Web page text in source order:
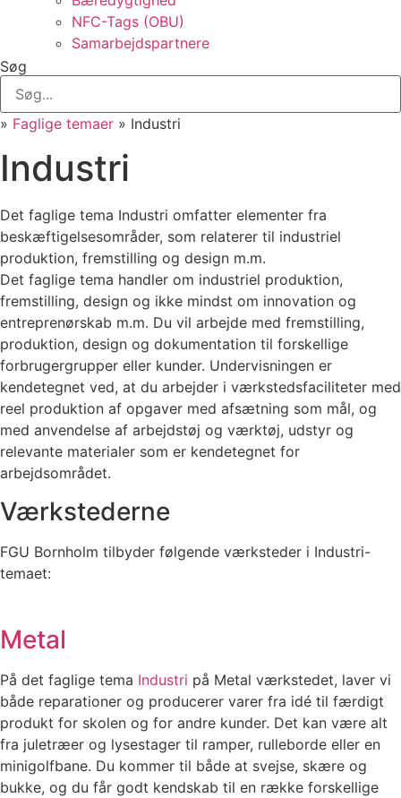
NFC-Tags (OBU)
Samarbejdspartnere
Søg
» Faglige temaer » Industri
Industri
Det faglige tema Industri omfatter elementer fra
beskæftigelsesområder, som relaterer til industriel
produktion, fremstilling og design m.m.
Det faglige tema handler om industriel produktion,
fremstilling, design og ikke mindst om innovation og
entreprenørskab m.m. Du vil arbejde med fremstilling,
produktion, design og dokumentation til forskellige
forbrugergrupper eller kunder. Undervisningen er
kendetegnet ved, at du arbejder i værkstedsfaciliteter med
reel produktion af opgaver med afsætning som mål, og
med anvendelse af arbejdstøj og værktøj, udstyr og
relevante materialer som er kendetegnet for
arbejdsområdet.
Værkstederne
FGU Bornholm tilbyder følgende værksteder i Industri-
temaet:
Metal
På det faglige tema Industri på Metal værkstedet, laver vi
både reparationer og producerer varer fra idé til færdigt
produkt for skolen og for andre kunder. Det kan være alt
fra juletræer og lysestager til ramper, rulleborde eller en
minigolfbane. Du kommer til både at svejse, skære og
bukke, og du får godt kendskab til en række forskellige